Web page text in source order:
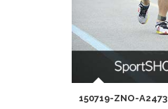
150719-ZNO-A2473